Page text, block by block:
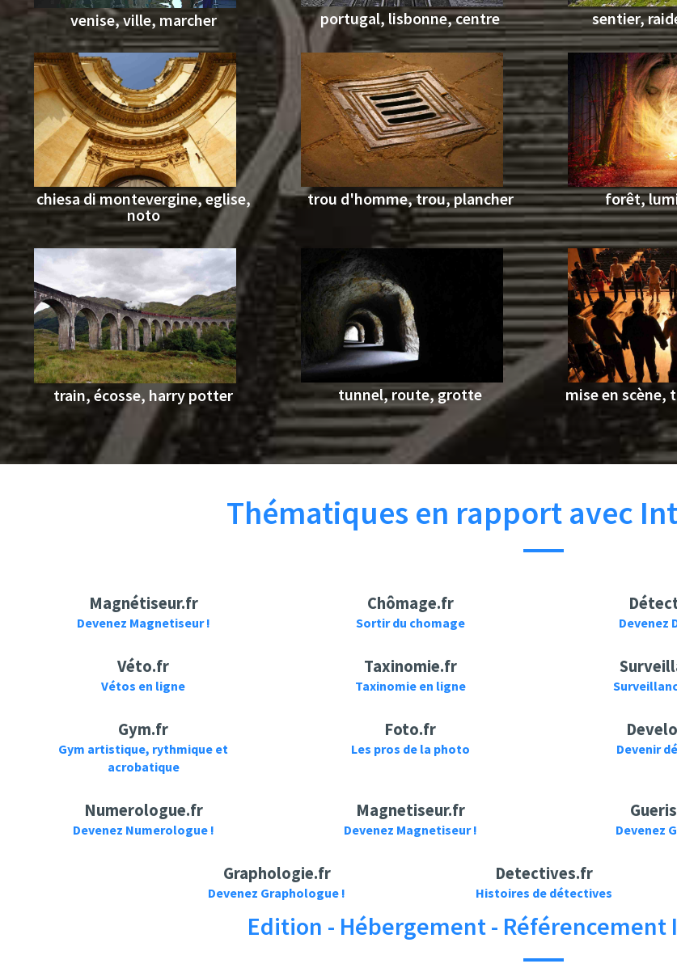
venise, ville, marcher portugal, lisbonne, centre sentier,
chiesa di montevergine, eglise,
noto
trou d'homme, trou, plancher
forêt,
train, écosse, harry potter tunnel, route, grotte mise en
Thématiques en rapport avec
Magnétiseur.fr
Devenez Magnetiseur !
Chômage.fr
Sortir du chomage Devenez
Véto.fr
Vétos en ligne
Taxinomie.fr
Taxinomie en ligne
Gym.fr
Gym artistique, rythmique et
acrobatique
Foto.fr
Les pros de la photo Devenir
Numerologue.fr
Devenez Numerologue !
Magnetiseur.fr
Devenez Magnetiseur ! Devenez
Graphologie.fr
Devenez Graphologue !
Detectives.fr
Histoires de détectives
Edition - Hébergement -